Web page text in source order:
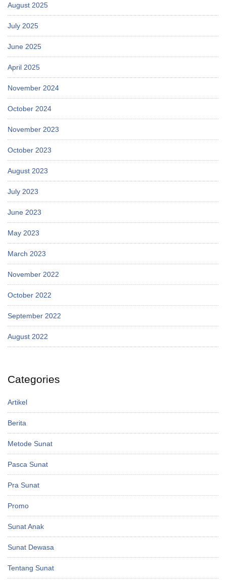
August 2025
July 2025
June 2025
April 2025
November 2024
October 2024
November 2023
October 2023
August 2023
July 2023
June 2023
May 2023
March 2023
November 2022
October 2022
September 2022
August 2022
Categories
Artikel
Berita
Metode Sunat
Pasca Sunat
Pra Sunat
Promo
Sunat Anak
Sunat Dewasa
Tentang Sunat